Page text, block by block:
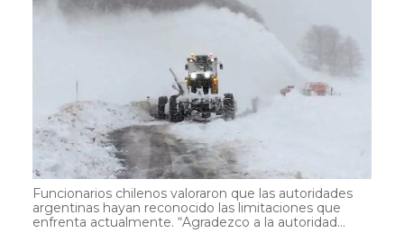
Funcionarios chilenos valoraron que las autoridades
argentinas hayan reconocido las limitaciones que
enfrenta actualmente. “Agradezco a la autoridad...